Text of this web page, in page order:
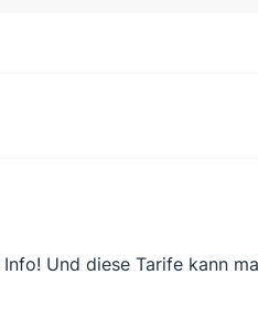
Und diese Tarife kann